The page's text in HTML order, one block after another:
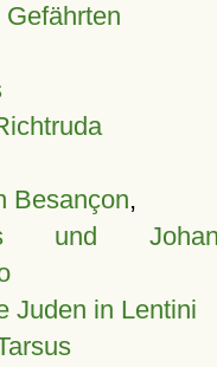
Besançon,
und
Juden in Lentini